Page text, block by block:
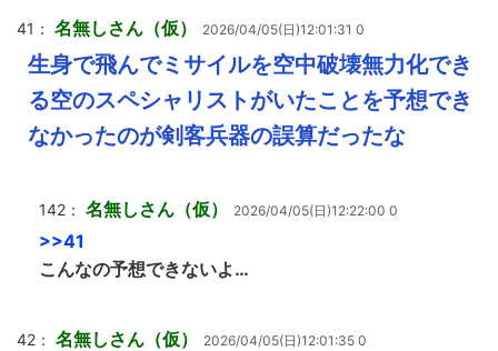
41： 名無しさん（仮） 2026/04/05(日)12:01:31 0
生身で飛んでミサイルを空中破壊無力化でき
る空のスペシャリストがいたことを予想でき
なかったのが剣客兵器の誤算だったな
142： 名無しさん（仮） 2026/04/05(日)12:22:00 0
>>41
こんなの予想できないよ…
42： 名無しさん（仮） 2026/04/05(日)12:01:35 0